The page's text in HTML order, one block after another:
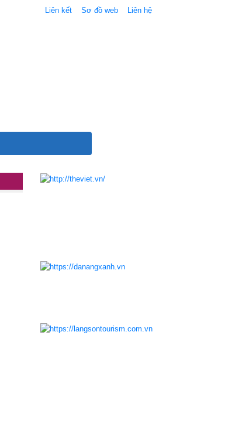
Liên kết Sơ đồ web Liên hệ